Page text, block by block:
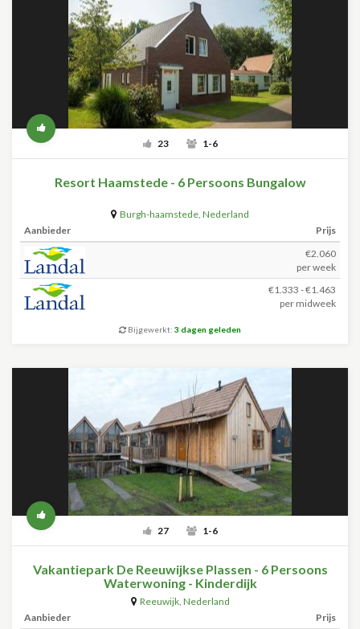
23 1-6
Resort Haamstede - 6 Persoons Bungalow
Burgh-haamstede, Nederland
Aanbieder
Prijs
€2.060
per week
€1.333 - €1.463
per midweek
Bijgewerkt: 3 dagen geleden
27 1-6
Vakantiepark De Reeuwijkse Plassen - 6 Persoons
Waterwoning - Kinderdijk
Reeuwijk, Nederland
Aanbieder
Prijs